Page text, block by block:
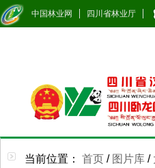
中国林业网 四川省林业厅
当前位置： 首页 / 图片库 /